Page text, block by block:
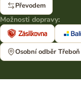
Převodem
Možnosti dopravy:
Osobní odběr Třeboň